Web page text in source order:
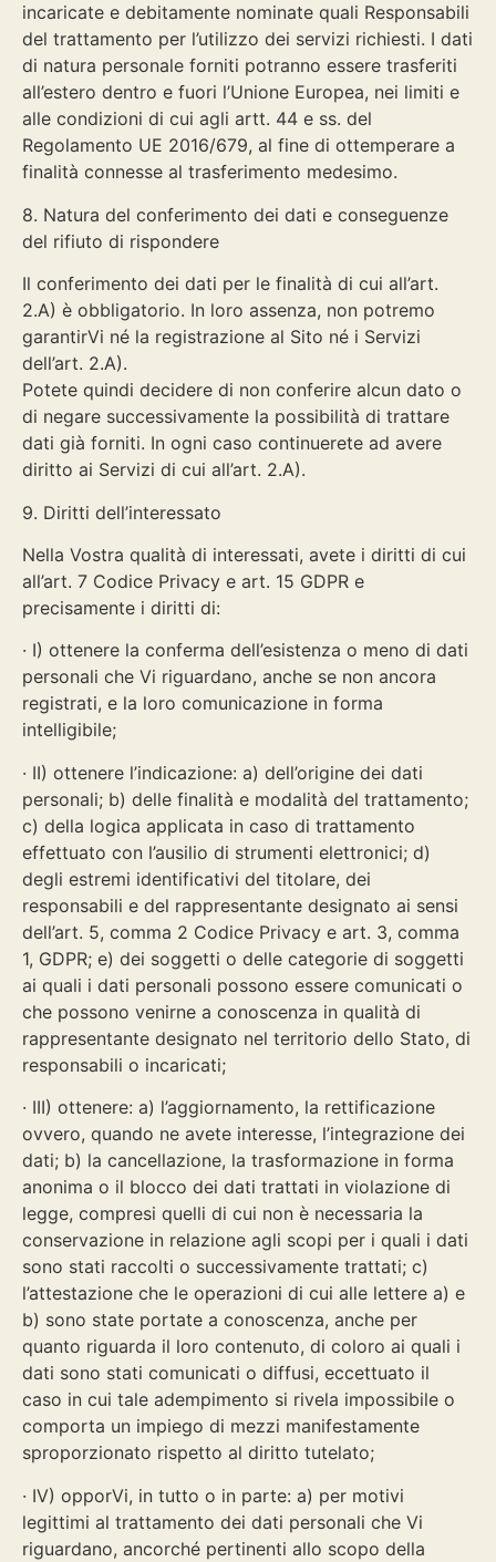
incaricate e debitamente nominate quali Responsabili
del trattamento per l’utilizzo dei servizi richiesti. I dati
di natura personale forniti potranno essere trasferiti
all’estero dentro e fuori l’Unione Europea, nei limiti e
alle condizioni di cui agli artt. 44 e ss. del
Regolamento UE 2016/679, al fine di ottemperare a
finalità connesse al trasferimento medesimo.
8. Natura del conferimento dei dati e conseguenze
del rifiuto di rispondere
Il conferimento dei dati per le finalità di cui all’art.
2.A) è obbligatorio. In loro assenza, non potremo
garantirVi né la registrazione al Sito né i Servizi
dell’art. 2.A).
Potete quindi decidere di non conferire alcun dato o
di negare successivamente la possibilità di trattare
dati già forniti. In ogni caso continuerete ad avere
diritto ai Servizi di cui all’art. 2.A).
9. Diritti dell’interessato
Nella Vostra qualità di interessati, avete i diritti di cui
all’art. 7 Codice Privacy e art. 15 GDPR e
precisamente i diritti di:
· I) ottenere la conferma dell’esistenza o meno di dati
personali che Vi riguardano, anche se non ancora
registrati, e la loro comunicazione in forma
intelligibile;
· II) ottenere l’indicazione: a) dell’origine dei dati
personali; b) delle finalità e modalità del trattamento;
c) della logica applicata in caso di trattamento
effettuato con l’ausilio di strumenti elettronici; d)
degli estremi identificativi del titolare, dei
responsabili e del rappresentante designato ai sensi
dell’art. 5, comma 2 Codice Privacy e art. 3, comma
1, GDPR; e) dei soggetti o delle categorie di soggetti
ai quali i dati personali possono essere comunicati o
che possono venirne a conoscenza in qualità di
rappresentante designato nel territorio dello Stato, di
responsabili o incaricati;
· III) ottenere: a) l’aggiornamento, la rettificazione
ovvero, quando ne avete interesse, l’integrazione dei
dati; b) la cancellazione, la trasformazione in forma
anonima o il blocco dei dati trattati in violazione di
legge, compresi quelli di cui non è necessaria la
conservazione in relazione agli scopi per i quali i dati
sono stati raccolti o successivamente trattati; c)
l’attestazione che le operazioni di cui alle lettere a) e
b) sono state portate a conoscenza, anche per
quanto riguarda il loro contenuto, di coloro ai quali i
dati sono stati comunicati o diffusi, eccettuato il
caso in cui tale adempimento si rivela impossibile o
comporta un impiego di mezzi manifestamente
sproporzionato rispetto al diritto tutelato;
· IV) opporVi, in tutto o in parte: a) per motivi
legittimi al trattamento dei dati personali che Vi
riguardano, ancorché pertinenti allo scopo della